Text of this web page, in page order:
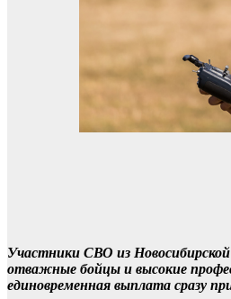
Участники СВО из
отважные бойцы и высокие
единовременная выплата сразу